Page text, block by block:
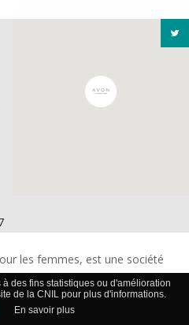
les femmes, est une société
dont les revenus annuels
gros vendeurs directs dans le
des fins statistiques ou d'amélioration
de la CNIL pour plus d'informations.
En savoir plus